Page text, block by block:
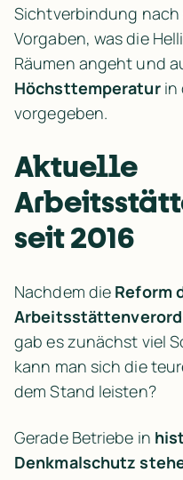
Sichtverbindung
Vorgaben, was die
Räumen angeht und
Höchsttemperatur in
vorgegeben.
Aktuelle
seit 2016
Nachdem die Reform
gab es zunächst viel
kann man sich die
dem Stand leisten?
Gerade Betriebe in
Denkmalschutz